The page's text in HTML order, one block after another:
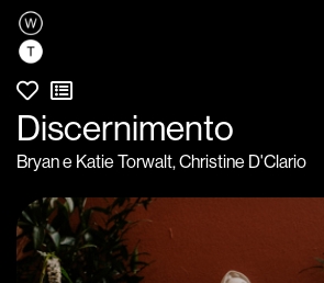
Discernimento
Bryan e Katie Torwalt,Christine D'Clario